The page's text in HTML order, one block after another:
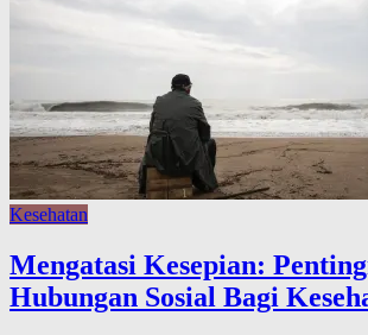
Kesehatan
Mengatasi Kesepian:
Hubungan Sosial Bagi